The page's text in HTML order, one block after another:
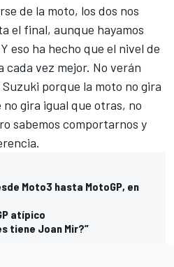
de la moto, los dos nos
el final, aunque hayamos
eso ha hecho que el nivel de
cada vez mejor. No verán
porque la moto no gira
gira igual que otras, no
sabemos comportarnos y
Moto3 hasta MotoGP, en
atípico
tiene Joan Mir?”